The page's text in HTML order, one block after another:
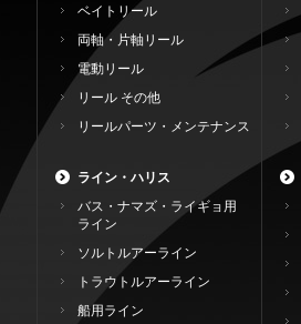
ベイトリール
両軸・片軸リール
電動リール
リール その他
リールパーツ・メンテナンス
ライン・ハリス
バス・ナマズ・ライギョ用
ライン
ソルトルアーライン
トラウトルアーライン
船用ライン